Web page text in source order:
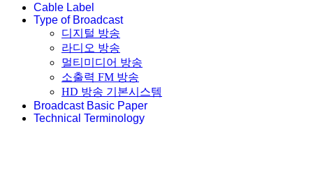
Cable Label
Type of Broadcast
디지털 방송
라디오 방송
멀티미디어 방송
소출력 FM 방송
HD 방송 기본시스템
Broadcast Basic Paper
Technical Terminology